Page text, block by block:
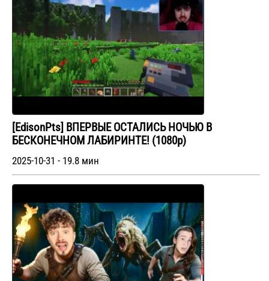
[EdisonPts] ВПЕРВЫЕ ОСТАЛИСЬ НОЧЬЮ В
БЕСКОНЕЧНОМ ЛАБИРИНТЕ! (1080p)
2025-10-31 - 19.8 мин